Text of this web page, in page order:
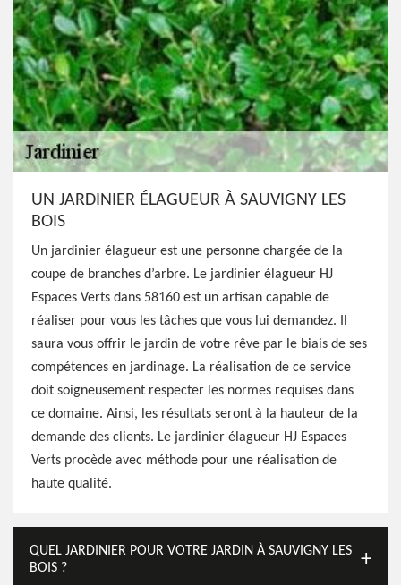
UN JARDINIER ÉLAGUEUR À SAUVIGNY LES
BOIS
Un jardinier élagueur est une personne chargée de la
coupe de branches d’arbre. Le jardinier élagueur HJ
Espaces Verts dans 58160 est un artisan capable de
réaliser pour vous les tâches que vous lui demandez. Il
saura vous offrir le jardin de votre rêve par le biais de ses
compétences en jardinage. La réalisation de ce service
doit soigneusement respecter les normes requises dans
ce domaine. Ainsi, les résultats seront à la hauteur de la
demande des clients. Le jardinier élagueur HJ Espaces
Verts procède avec méthode pour une réalisation de
haute qualité.
QUEL JARDINIER POUR VOTRE JARDIN À SAUVIGNY LES
BOIS ?